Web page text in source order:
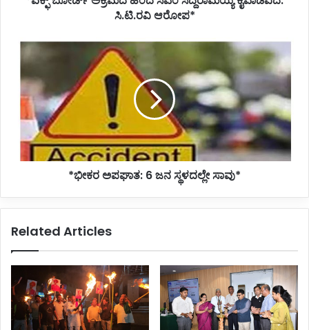
ಸಿ.ಟಿ.ರವಿ ಆರೋಪ*
*ಭೀಕರ
ಅಪಘಾತ:
ಜನ
ಸ್ಥಳದಲ್ಲೇ
ಸಾವು*
*ಭೀಕರ ಅಪಘಾತ: 6 ಜನ ಸ್ಥಳದಲ್ಲೇ ಸಾವು*
Related Articles